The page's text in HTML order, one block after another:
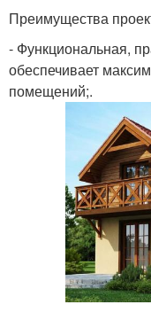
Преимущества
- Функциональная,
обеспечивает
помещений;.